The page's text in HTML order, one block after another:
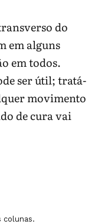
do
em alguns
em todos.
ser útil; tratá-
movimento
de cura vai
colunas.